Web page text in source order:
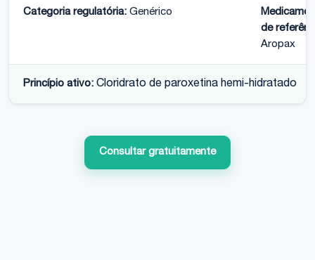
Categoria regulatória: Genérico
de
Aropax
Princípio ativo: Cloridrato de paroxetina hemi-hidratado
Consultar gratuitamente